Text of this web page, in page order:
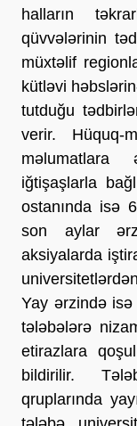
halların
qüvvələrinin
müxtəlif
kütləvi
tutduğu
verir. Hüquq-
iğtişaşlarla
ostanında isə
son aylar
aksiyalarda
Yay ərzində
tələbələrə
etirazlara
bildirilir.
qruplarında